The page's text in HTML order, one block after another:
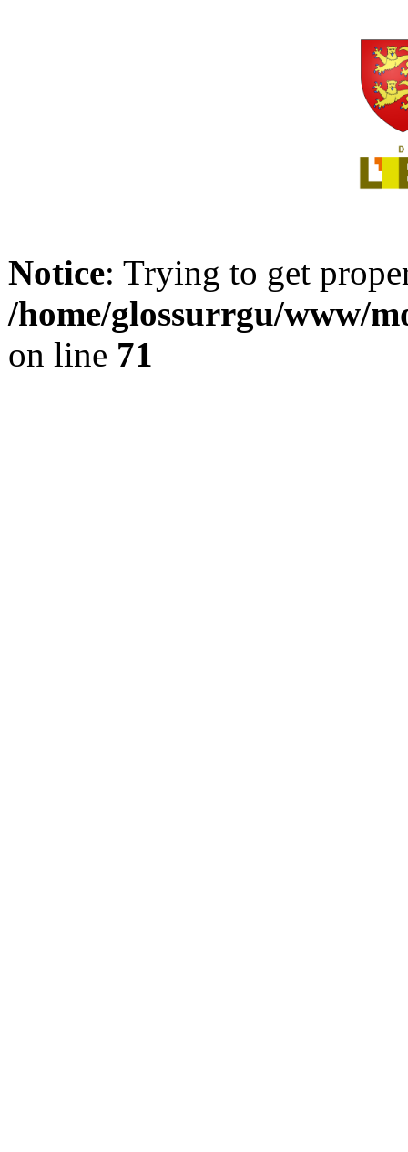
Notice: Trying to get
/home/glossurrgu/www/
on line 71